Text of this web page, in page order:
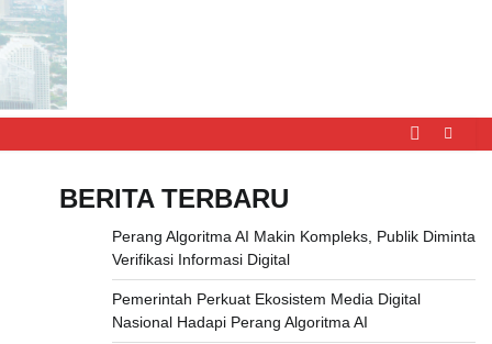
BERITA TERBARU
Perang Algoritma AI Makin Kompleks, Publik Diminta
Verifikasi Informasi Digital
Pemerintah Perkuat Ekosistem Media Digital
Nasional Hadapi Perang Algoritma AI